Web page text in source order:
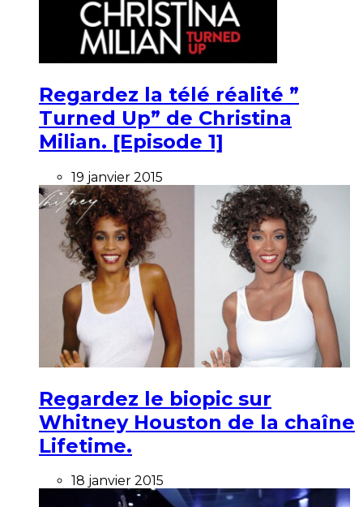
Regardez la télé réalité ”
Turned Up” de Christina
Milian. [Episode 1]
19 janvier 2015
Regardez le biopic sur
Whitney Houston de la chaîne
Lifetime.
18 janvier 2015